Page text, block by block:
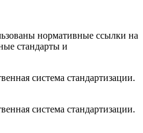
нормативные ссылки на
стандарты и
система стандартизации.
система стандартизации.